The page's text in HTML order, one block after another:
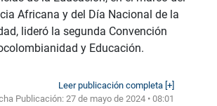
Africana y del Día Nacional de la
lideró la segunda Convención
y Educación.
Leer publicación completa [+]
Publicación:27 de mayo de 2024 • 08:01